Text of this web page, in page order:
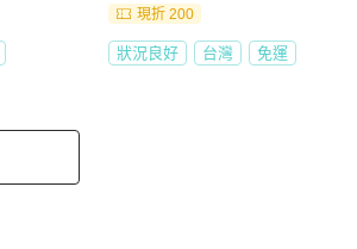
現折 200
狀況良好 台灣 免運